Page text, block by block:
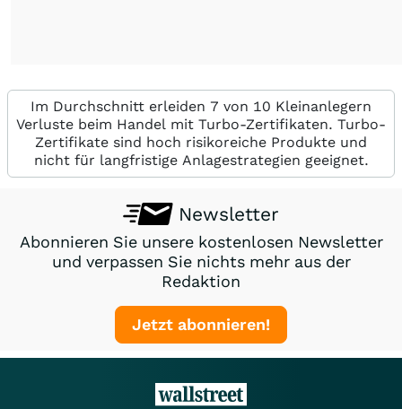
Im Durchschnitt erleiden 7 von 10 Kleinanlegern
Verluste beim Handel mit Turbo-Zertifikaten. Turbo-
Zertifikate sind hoch risikoreiche Produkte und
nicht für langfristige Anlagestrategien geeignet.
Newsletter
Abonnieren Sie unsere kostenlosen Newsletter
und verpassen Sie nichts mehr aus der
Redaktion
Jetzt abonnieren!